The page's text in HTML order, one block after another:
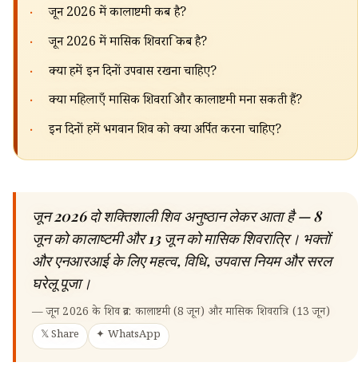
· जून 2026 में कालाष्टमी कब है?
· जून 2026 में मासिक शिवरात्रि कब है?
· क्या हमें इन दिनों उपवास रखना चाहिए?
· क्या महिलाएँ मासिक शिवरात्रि और कालाष्टमी मना सकती हैं?
· इन दिनों हमें भगवान शिव को क्या अर्पित करना चाहिए?
जून 2026 दो शक्तिशाली शिव अनुष्ठान लेकर आता है — 8
जून को कालाष्टमी और 13 जून को मासिक शिवरात्रि। भक्तों
और एनआरआई के लिए महत्व, विधि, उपवास नियम और सरल
घरेलू पूजा।
—जून 2026 के शिव व्रत: कालाष्टमी (8 जून) और मासिक शिवरात्रि (13 जून)
𝕏 Share ✦ WhatsApp